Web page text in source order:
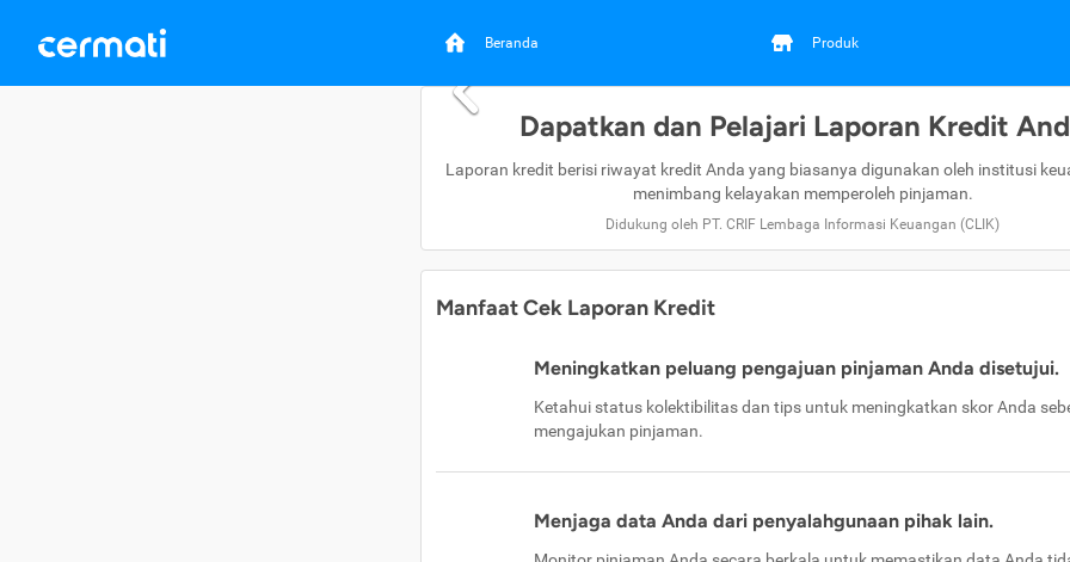
Beranda Produk
Dapatkan dan Pelajari Laporan Kredit
Laporan kredit berisi riwayat kredit Anda yang biasanya digunakan oleh institusi
menimbang kelayakan memperoleh pinjaman.
Didukung oleh PT. CRIF Lembaga Informasi Keuangan (CLIK)
Manfaat Cek Laporan Kredit
Meningkatkan peluang pengajuan pinjaman Anda disetujui.
Ketahui status kolektibilitas dan tips untuk meningkatkan skor Anda
mengajukan pinjaman.
Menjaga data Anda dari penyalahgunaan pihak lain.